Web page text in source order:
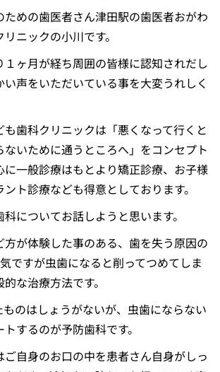
めの歯医者さん津田駅の歯医者おがわ
ニックの小川です。
ヶ月が経ち周囲の皆様に認知されだし
声をいただいている事を大変うれしく
歯科クリニックは「悪くなって行くと
ないために通うところへ」をコンセプト
に一般診療はもとより矯正診療、お子様
ト診療なども得意としております。
ついてお話しようと思います。
が体験した事のある、歯を失う原因の
ですが虫歯になると削ってつめてしま
な治療方法です。
のはしょうがないが、虫歯にならない
するのが予防歯科です。
自身のお口の中を患者さん自身がしっ